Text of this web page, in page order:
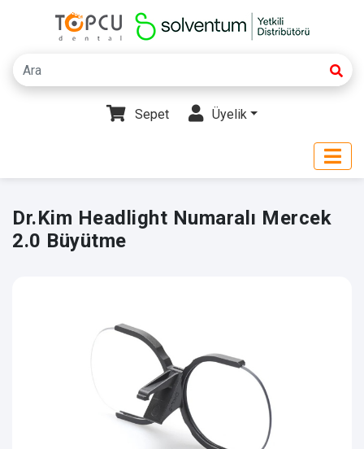
Sepet Üyelik
Dr.Kim Headlight Numaralı Mercek
2.0 Büyütme